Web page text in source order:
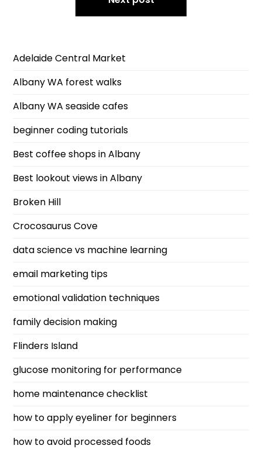
Adelaide Central Market
Albany WA forest walks
Albany WA seaside cafes
beginner coding tutorials
Best coffee shops in Albany
Best lookout views in Albany
Broken Hill
Crocosaurus Cove
data science vs machine learning
email marketing tips
emotional validation techniques
family decision making
Flinders Island
glucose monitoring for performance
home maintenance checklist
how to apply eyeliner for beginners
how to avoid processed foods